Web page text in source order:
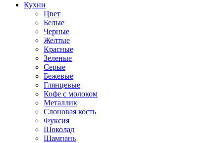
Кухни
Цвет
Белые
Черные
Желтые
Красные
Зеленые
Серые
Бежевые
Глянцевые
Кофе с молоком
Металлик
Слоновая кость
Фуксия
Шоколад
Шампань